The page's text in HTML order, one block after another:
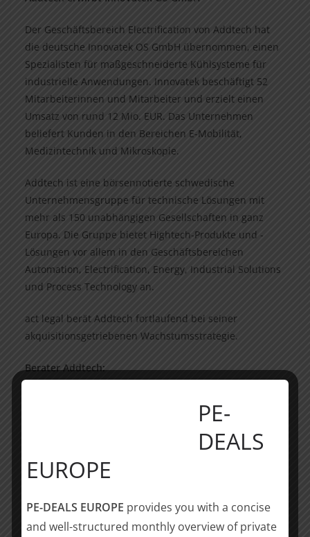
Der Geschäftsbereich Electrification von Addtech hat
die deutsche Innovatek OS GmbH übernommen, einen
Spezialisten für maßgeschneiderte Kühlsysteme für
industrielle Anwendungen. Innovatek beschäftigt 52
Mitarbeiterinnen und Mitarbeiter und erzielt einen
Umsatz von rund 12 Mio. EUR. Das Unternehmen
beliefert Kunden in den Bereichen E-Mobilität,
Medizintechnik und Mikroskopie.
Addtech ist eine börsennotierte schwedische
Unternehmensgruppe für technische Lösungen mit
mehr als 150 unabhängigen Gesellschaften in ganz
Europa. Die Gruppe bietet Hightech-Produkte und -
Lösungen vor allem in den Geschäftsbereichen
Automation, Electrification, Energy, Industrial Solutions
und Process Technology an.
act legal berät Addtech fortlaufend bei seiner
akquisitionsgetriebenen Wachstumsstrategie.
Berater Addtech:
act legal Germany – Dr. Fabian Brocke, LL.M. (M&A,
Corporate), Sarah Landsberg (M&A, Corporate), Dr.
Teilen
PE-
DEALS
EUROPE
PE-DEALS EUROPE provides you with a concise
and well-structured monthly overview of private